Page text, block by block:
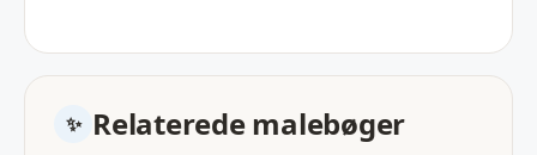
Relaterede malebøger